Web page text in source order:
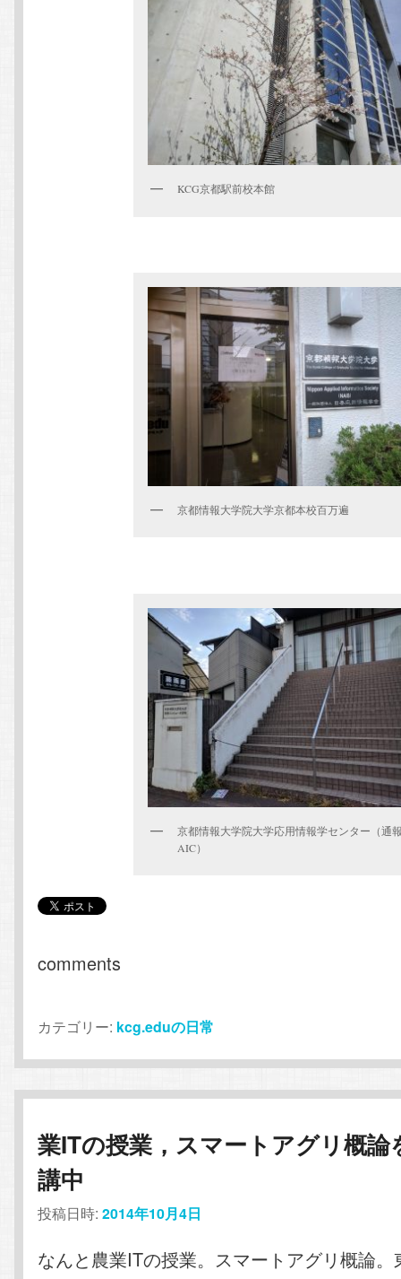
KCG京都駅前校本館
京都情報大学院大学京都本校百万遍
京都情報大学院大学応用情報学センター（通
AIC）
comments
カテゴリー: kcg.eduの日常
業ITの授業，スマートアグリ概論
講中
投稿日時:2014年10月4日
なんと農業ITの授業。スマートアグリ概論